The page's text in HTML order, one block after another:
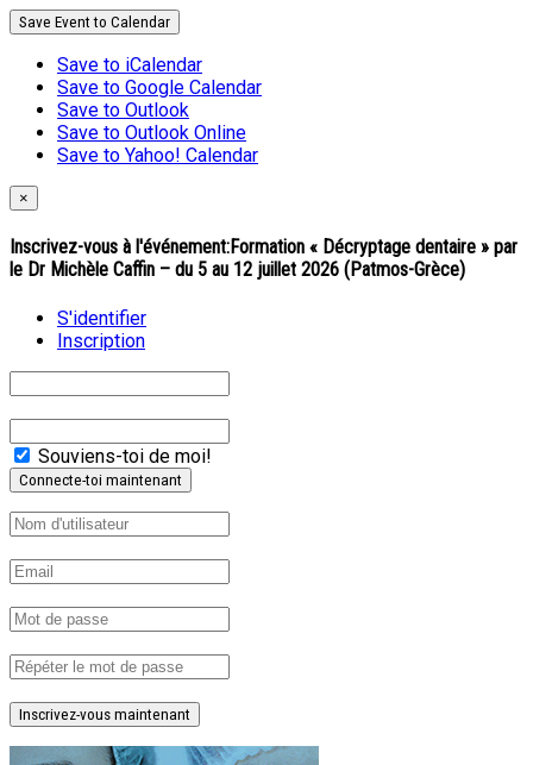
Save Event to Calendar
Save to iCalendar
Save to Google Calendar
Save to Outlook
Save to Outlook Online
Save to Yahoo! Calendar
×
Inscrivez-vous à l'événement:Formation « Décryptage dentaire » par
le Dr Michèle Caffin – du 5 au 12 juillet 2026 (Patmos-Grèce)
S'identifier
Inscription
Souviens-toi de moi!
Inscrivez-vous maintenant